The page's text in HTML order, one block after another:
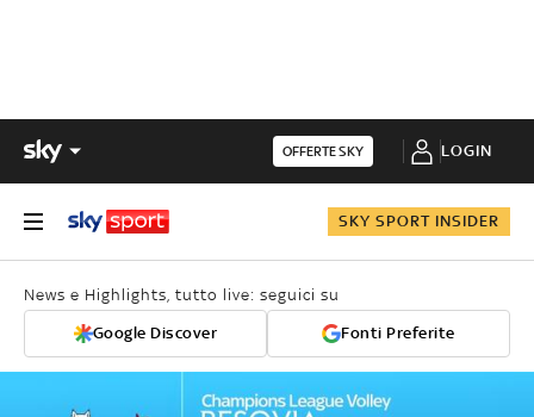
OFFERTE SKY LOGIN
SKY SPORT INSIDER
News e Highlights, tutto live: seguici su
Google Discover Fonti Preferite